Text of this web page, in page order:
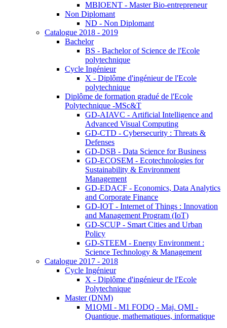
MBIOENT - Master Bio-entrepreneur
Non Diplomant
ND - Non Diplomant
Catalogue 2018 - 2019
Bachelor
BS - Bachelor of Science de l'Ecole
polytechnique
Cycle Ingénieur
X - Diplôme d'ingénieur de l'Ecole
polytechnique
Diplôme de formation gradué de l'Ecole
Polytechnique -MSc&T
GD-AIAVC - Artificial Intelligence and
Advanced Visual Computing
GD-CTD - Cybersecurity : Threats &
Defenses
GD-DSB - Data Science for Business
GD-ECOSEM - Ecotechnologies for
Sustainability & Environment
Management
GD-EDACF - Economics, Data Analytics
and Corporate Finance
GD-IOT - Internet of Things : Innovation
and Management Program (IoT)
GD-SCUP - Smart Cities and Urban
Policy
GD-STEEM - Energy Environment :
Science Technology & Management
Catalogue 2017 - 2018
Cycle Ingénieur
X - Diplôme d'ingénieur de l'Ecole
Polytechnique
Master (DNM)
M1QMI - M1 FODQ - Maj. QMI -
Quantique, mathematiques, informatique